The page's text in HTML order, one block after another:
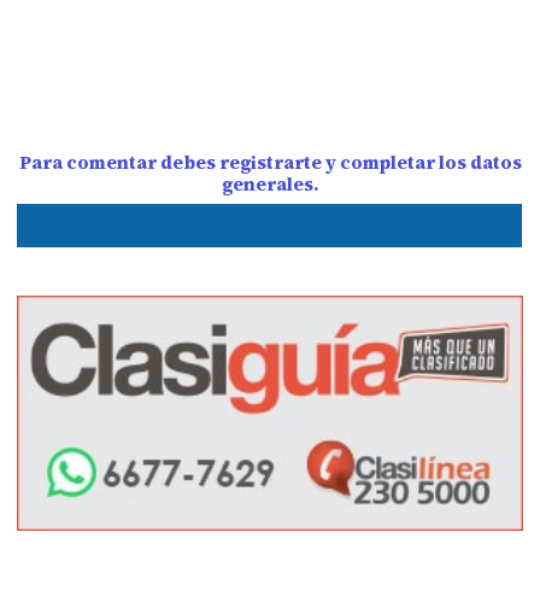
Para comentar debes registrarte y completar los datos
generales.